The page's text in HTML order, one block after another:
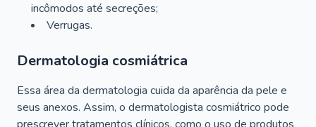
incômodos até secreções;
Verrugas.
Dermatologia cosmiátrica
Essa área da dermatologia cuida da aparência da pele e
seus anexos. Assim, o dermatologista cosmiátrico pode